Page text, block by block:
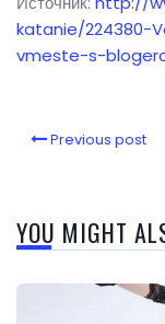
katanie/224380-
vmeste-s-
Previous post
YOU MIGHT